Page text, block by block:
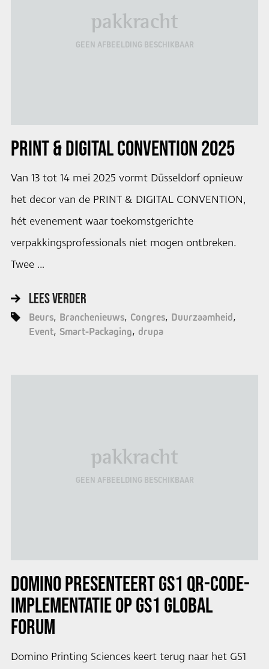
pakkracht
GEEN AFBEELDING BESCHIKBAAR
PRINT & DIGITAL CONVENTION 2025
Van 13 tot 14 mei 2025 vormt Düsseldorf opnieuw
het decor van de PRINT & DIGITAL CONVENTION,
hét evenement waar toekomstgerichte
verpakkingsprofessionals niet mogen ontbreken.
Twee …
LEES VERDER
Beurs Branchenieuws Congres Duurzaamheid
Event Smart-Packaging drupa
pakkracht
GEEN AFBEELDING BESCHIKBAAR
DOMINO PRESENTEERT GS1 QR-CODE-
IMPLEMENTATIE OP GS1 GLOBAL
FORUM
Domino Printing Sciences keert terug naar het GS1